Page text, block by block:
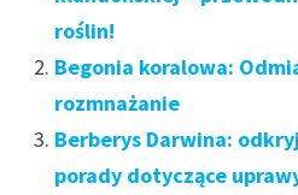
roślin!
Begonia koralowa:
rozmnażanie
Berberys Darwina:
porady dotyczące